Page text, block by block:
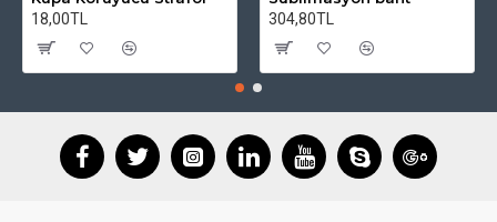
18,00TL
304,80TL